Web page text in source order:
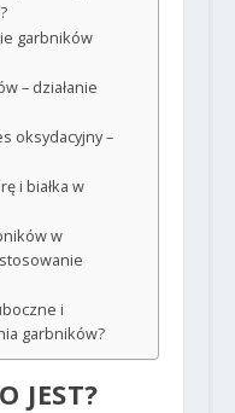
garbników
– działanie
oksydacyjny –
i białka w
w
i
garbników?
JEST?